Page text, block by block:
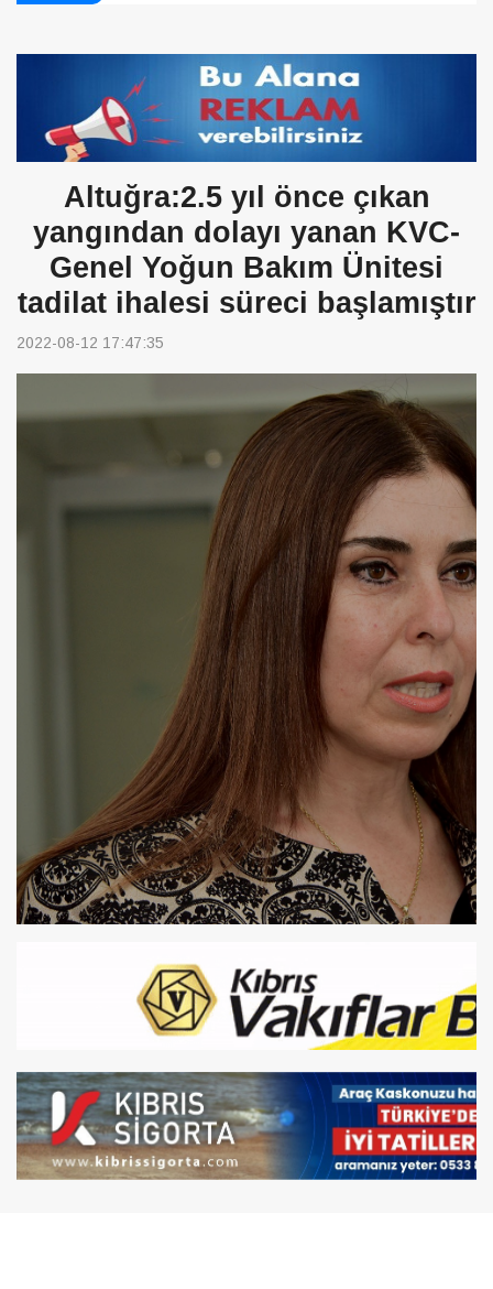
Derneği:Vicdanlarınız tutsak, kalemleriniz esir
Altuğra:2.5 yıl önce çıkan
yangından dolayı yanan KVC-
Genel Yoğun Bakım Ünitesi
tadilat ihalesi süreci başlamıştır
2022-08-12 17:47:35